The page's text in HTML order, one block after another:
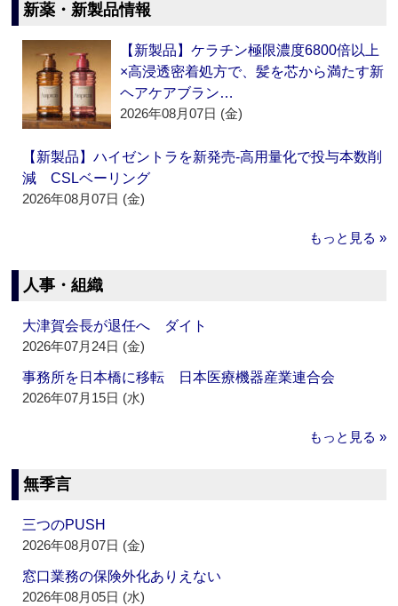
新薬・新製品情報
【新製品】ケラチン極限濃度6800倍以上
×高浸透密着処方で、髪を芯から満たす新
ヘアケアブラン…
2026年08月07日 (金)
【新製品】ハイゼントラを新発売‐高用量化で投与本数削
減 CSLベーリング
2026年08月07日 (金)
もっと見る »
人事・組織
大津賀会長が退任へ ダイト
2026年07月24日 (金)
事務所を日本橋に移転 日本医療機器産業連合会
2026年07月15日 (水)
もっと見る »
無季言
三つのPUSH
2026年08月07日 (金)
窓口業務の保険外化ありえない
2026年08月05日 (水)